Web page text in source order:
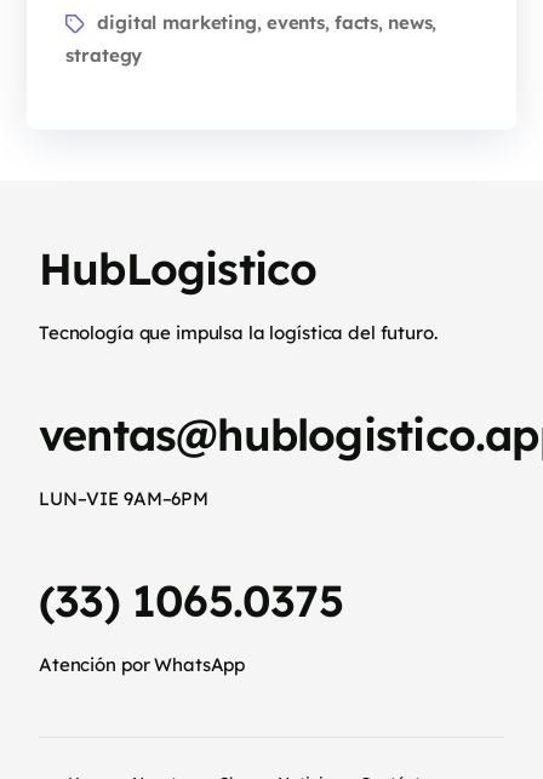
digital marketing, events, facts, news,
strategy
HubLogistico
Tecnología que impulsa la logística del futuro.
LUN–VIE 9AM–6PM
(33) 1065.0375
Atención por WhatsApp